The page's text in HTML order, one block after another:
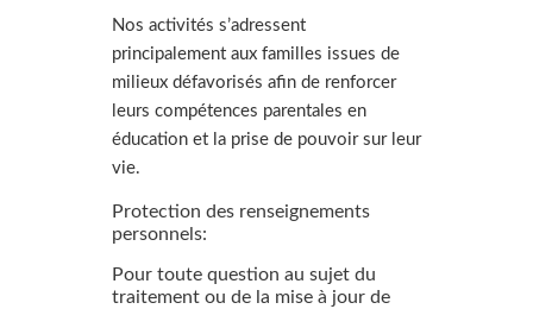
Nos activités s’adressent
principalement aux familles issues de
milieux défavorisés afin de renforcer
leurs compétences parentales en
éducation et la prise de pouvoir sur leur
vie.
Protection des renseignements
personnels:
Pour toute question au sujet du
traitement ou de la mise à jour de